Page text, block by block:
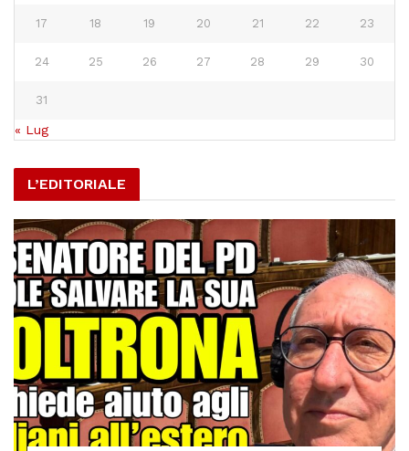
17 18 19 20 21 22 23
24 25 26 27 28 29 30
31
« Lug
L’EDITORIALE